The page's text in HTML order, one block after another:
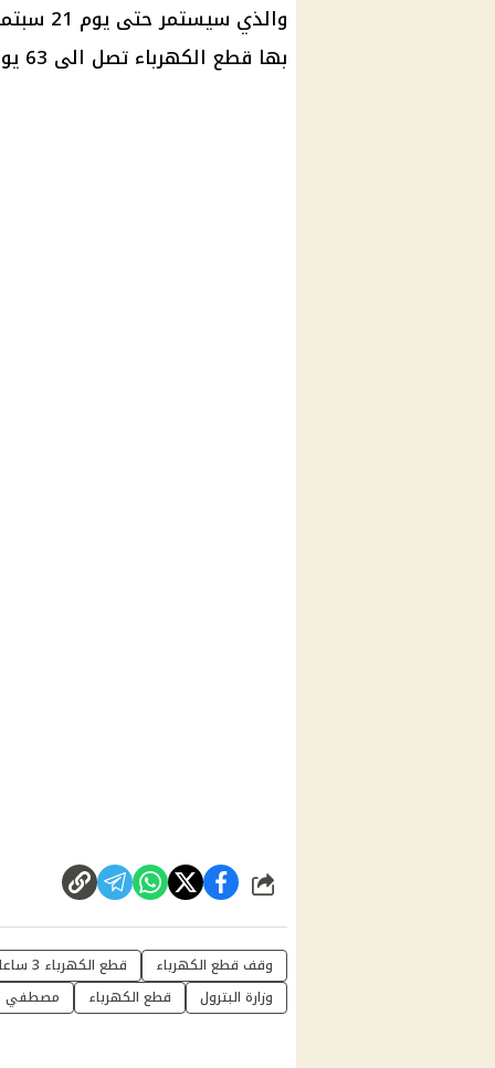
والذي
بها قطع الكهرباء تصل الى 63 يوم، وذلك وفقا لقرار
شارك
وقف قطع الكهرباء
قطع الكهرباء 3 ساعات
وزارة البترول
قطع الكهرباء مصطفي